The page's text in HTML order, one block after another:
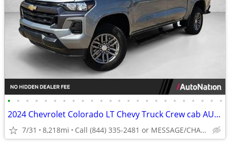
• • • • • • • • • • • • • • • • • • • • • • • •
2024 Chevrolet Colorado LT Chevy Truck Crew cab AUTONATION
7/31 8,218mi Call (844) 335-2481 or MESSAGE/CHAT to confirm availability